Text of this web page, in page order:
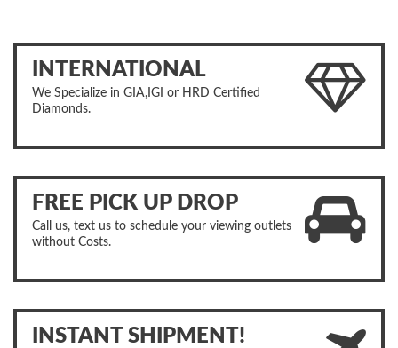
INTERNATIONAL
We Specialize in GIA,IGI or HRD Certified
Diamonds.
FREE PICK UP DROP
Call us, text us to schedule your viewing outlets
without Costs.
INSTANT SHIPMENT!